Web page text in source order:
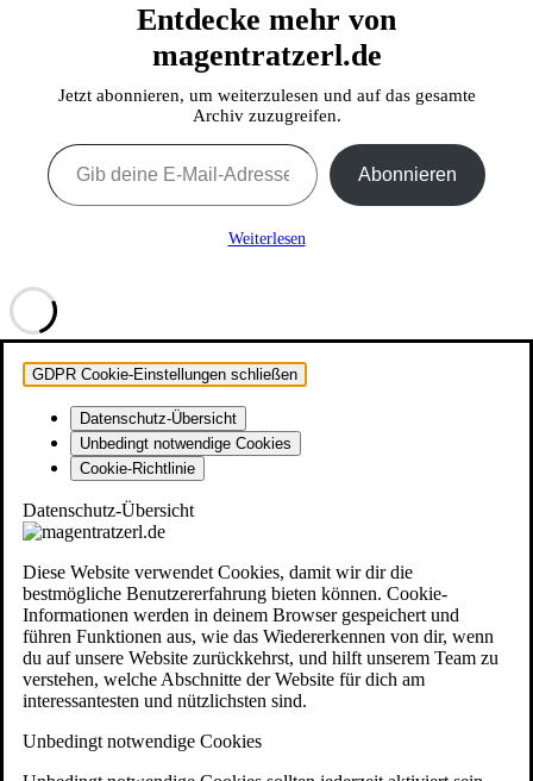
Entdecke mehr von
magentratzerl.de
Jetzt abonnieren, um weiterzulesen und auf das gesamte
Archiv zuzugreifen.
Gib deine E-Mail-Adresse ein ...
Abonnieren
Weiterlesen
GDPR Cookie-Einstellungen schließen
Datenschutz-Übersicht
Unbedingt notwendige Cookies
Cookie-Richtlinie
Datenschutz-Übersicht
Diese Website verwendet Cookies, damit wir dir die
bestmögliche Benutzererfahrung bieten können. Cookie-
Informationen werden in deinem Browser gespeichert und
führen Funktionen aus, wie das Wiedererkennen von dir, wenn
du auf unsere Website zurückkehrst, und hilft unserem Team zu
verstehen, welche Abschnitte der Website für dich am
interessantesten und nützlichsten sind.
Unbedingt notwendige Cookies